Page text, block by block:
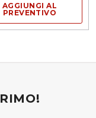
AGGIUNGI AL
PREVENTIVO